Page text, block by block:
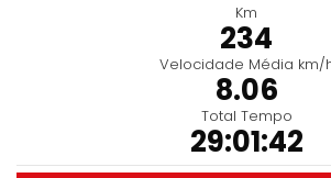
Km
234
Velocidade Média km/
8.06
Total Tempo
29:01:42